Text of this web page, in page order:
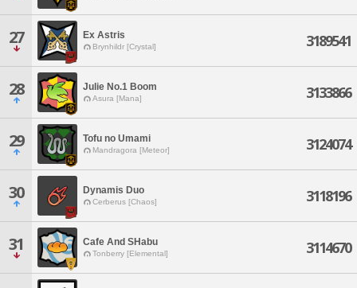
27 Ex Astris
Brynhildr [Crystal] 3189541
28 Julie No.1 Boom
Asura [Mana] 3133866
29 Tofu no Umami
Mandragora [Meteor] 3124074
30 Dynamis Duo
Cerberus [Chaos] 3118196
31 Cafe And SHabu
Tonberry [Elemental] 3114670